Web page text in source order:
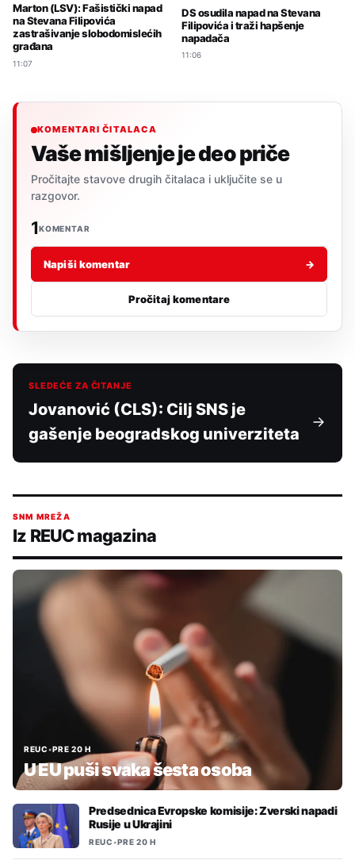
Marton (LSV): Fašistički napad
na Stevana Filipovića
zastrašivanje slobodomislećih
građana
11:07
DS osudila napad na Stevana
Filipovića i traži hapšenje
napadača
11:06
KOMENTARI ČITALACA
Vaše mišljenje je deo priče
Pročitajte stavove drugih čitalaca i uključite se u
razgovor.
1KOMENTAR
Napiši komentar →
Pročitaj komentare
SLEDEĆE ZA ČITANJE
Jovanović (CLS): Cilj SNS je
gašenje beogradskog univerziteta
SNM MREŽA
Iz REUC magazina
REUC•PRE 20 H
U EU puši svaka šesta osoba
Predsednica Evropske komisije: Zverski napadi
Rusije u Ukrajini
REUC•PRE 20 H